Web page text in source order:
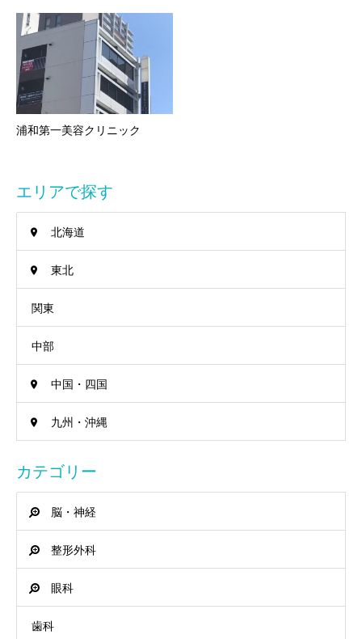
浦和第一美容クリニック
エリアで探す
北海道
東北
関東
中部
中国・四国
九州・沖縄
カテゴリー
脳・神経
整形外科
眼科
歯科